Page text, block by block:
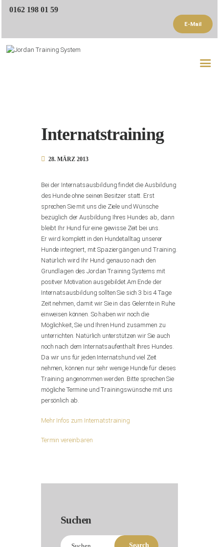
0162 198 01 59
E-Mail
Blog
Internatstraining
28. MÄRZ 2013
Bei der Internatsausbildung findet die Ausbildung
des Hunde ohne seinen Besitzer statt. Erst
sprechen Sie mit uns die Ziele und Wünsche
bezüglich der Ausbildung Ihres Hundes ab, dann
bleibt Ihr Hund für eine gewisse Zeit bei uns.
Er wird komplett in den Hundetalltag unserer
Hunde integriert, mit Spaziergängen und Training.
Natürlich wird Ihr Hund genauso nach den
Grundlagen des Jordan Training Systems mit
positver Motivation ausgebildet.Am Ende der
Internatsausbildung sollten Sie sich 3 bis 4 Tage
Zeit nehmen, damit wir Sie in das Gelernte in Ruhe
einweisen können. So haben wir noch die
Möglichkeit, Sie und Ihren Hund zusammen zu
unterrichten. Natürlich unterstützen wir Sie auch
noch nach dem Internatsaufenthalt Ihres Hundes.
Da wir uns für jeden Internatshund viel Zeit
nehmen, können nur sehr wenige Hunde für dieses
Training angenommen werden. Bitte sprechen Sie
mögliche Termine und Trainingswünsche mit uns
persönlich ab.
Mehr Infos zum Internatstraining
Termin vereinbaren
Suchen
Suchen